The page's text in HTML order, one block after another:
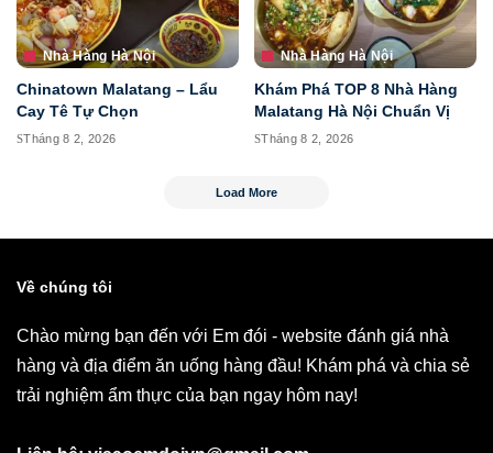
Nhà Hàng Hà Nội
Chinatown Malatang – Lẩu
Cay Tê Tự Chọn
Tháng 8 2, 2026
Nhà Hàng Hà Nội
Khám Phá TOP 8 Nhà Hàng
Malatang Hà Nội Chuẩn Vị
Tháng 8 2, 2026
Load More
Về chúng tôi
Chào mừng bạn đến với Em đói - website đánh giá nhà
hàng và địa điểm ăn uống hàng đầu! Khám phá và chia sẻ
trải nghiệm ẩm thực của bạn ngay hôm nay!